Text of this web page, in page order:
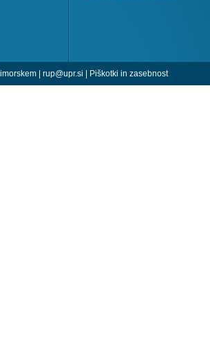
| rup@upr.si | Piškotki in zasebnost